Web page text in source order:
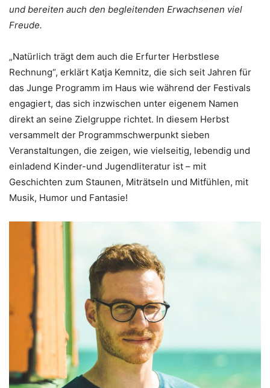
und bereiten auch den begleitenden Erwachsenen viel
Freude.
„Natürlich trägt dem auch die Erfurter Herbstlese
Rechnung“, erklärt Katja Kemnitz, die sich seit Jahren für
das Junge Programm im Haus wie während der Festivals
engagiert, das sich inzwischen unter eigenem Namen
direkt an seine Zielgruppe richtet. In diesem Herbst
versammelt der Programmschwerpunkt sieben
Veranstaltungen, die zeigen, wie vielseitig, lebendig und
einladend Kinder-und Jugendliteratur ist – mit
Geschichten zum Staunen, Miträtseln und Mitfühlen, mit
Musik, Humor und Fantasie!